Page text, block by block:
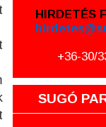
HIRDETÉS
+36-30/
SUGÓ